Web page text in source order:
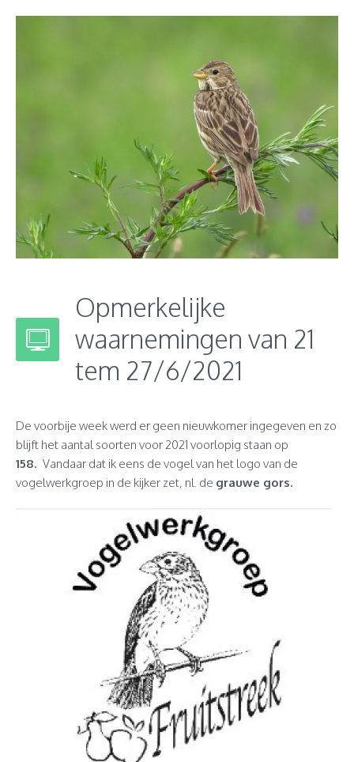
Opmerkelijke
waarnemingen van 21
tem 27/6/2021
De voorbije week werd er geen nieuwkomer ingegeven en zo
blijft het aantal soorten voor 2021 voorlopig staan op
158. Vandaar dat ik eens de vogel van het logo van de
vogelwerkgroep in de kijker zet, nl. de grauwe gors.